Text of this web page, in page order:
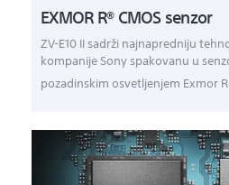
EXMOR R® CMOS senzor
ZV-E10 II sadrži najnapredniju
kompanije Sony spakovanu u
pozadinskim osvetljenjem Exmor